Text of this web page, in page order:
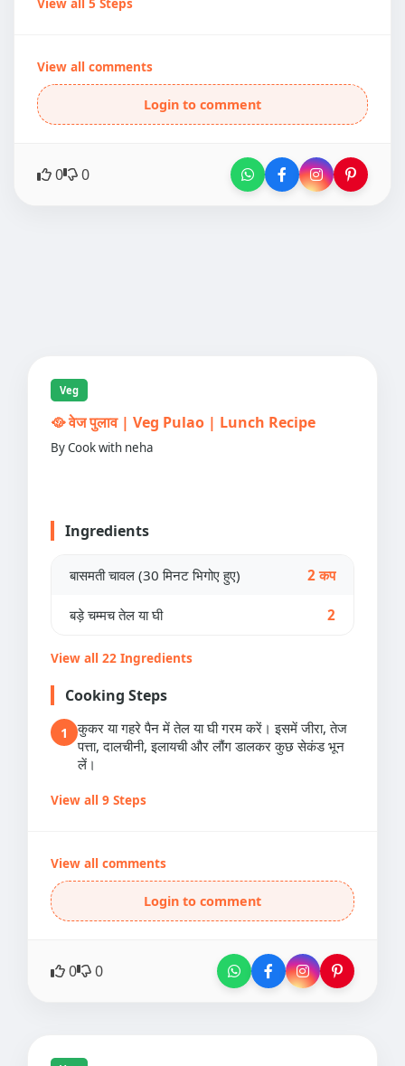
View all comments
Login to comment
0 0
Veg
🥘 वेज पुलाव | Veg Pulao | Lunch Recipe
By Cook with neha
Ingredients
बासमती चावल (30 मिनट भिगोए हुए) 2 कप
बड़े चम्मच तेल या घी 2
View all 22 Ingredients
Cooking Steps
1
कुकर या गहरे पैन में तेल या घी गरम करें। इसमें जीरा, तेज
पत्ता, दालचीनी, इलायची और लौंग डालकर कुछ सेकंड भून
लें।
View all 9 Steps
View all comments
Login to comment
0 0